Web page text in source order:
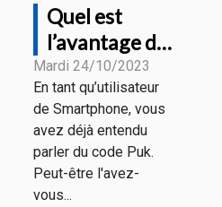
Quel est
l’avantage du
code Puk et
où le trouver
?
Mardi 24/10/2023
En tant qu’utilisateur
de Smartphone, vous
avez déjà entendu
parler du code Puk.
Peut-être l'avez-
vous...